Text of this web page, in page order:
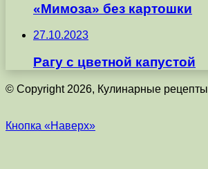
«Мимоза» без картошки
27.10.2023
Рагу с цветной капустой
© Copyright 2026, Кулинарные рецепты
Кнопка «Наверх»